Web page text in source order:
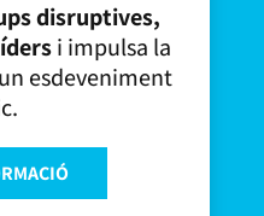
disruptives,
i impulsa la
esdeveniment